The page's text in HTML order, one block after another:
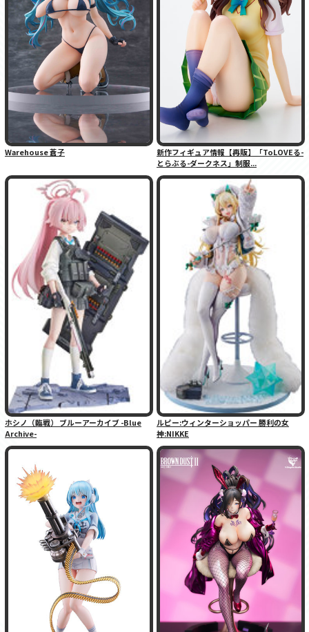
Warehouse 蒼子
新作フィギュア情報【再販】「ToLOVEる-
とらぶる-ダークネス」制服...
ホシノ（臨戦） ブルーアーカイブ -Blue
Archive-
ルピー:ウィンターショッパー 勝利の女
神:NIKKE